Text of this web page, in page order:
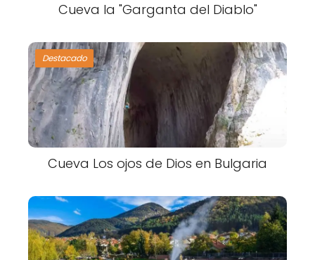
Cueva la "Garganta del Diablo"
Destacado
Cueva Los ojos de Dios en Bulgaria